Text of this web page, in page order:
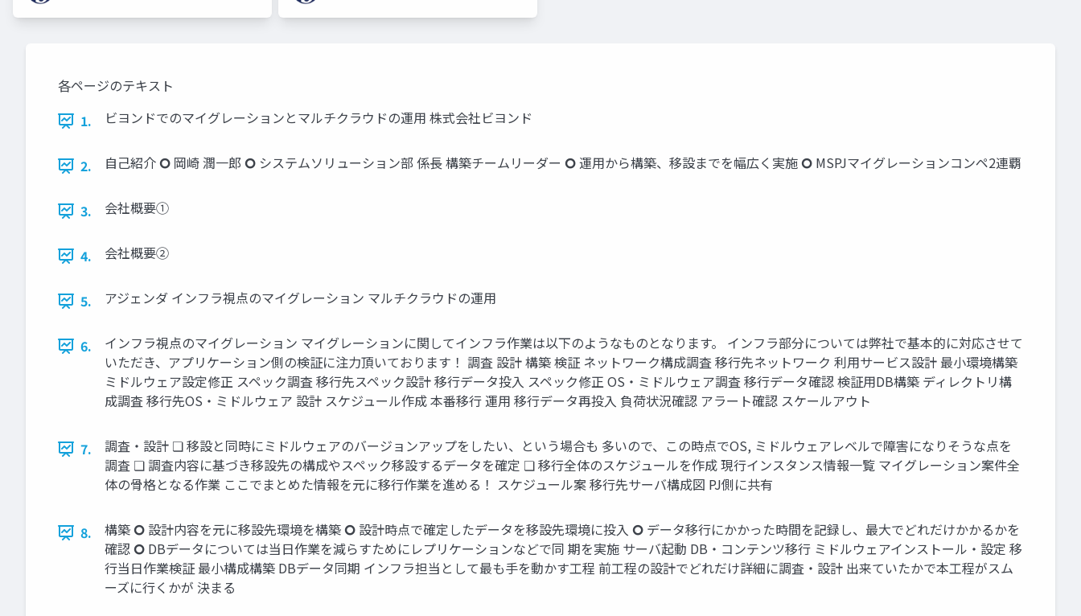
各ページのテキスト
1.
ビヨンドでのマイグレーションとマルチクラウドの運用 株式会社ビヨンド
2. 自己紹介 🞆 岡崎 潤一郎 🞆 システムソリューション部 係長 構築チームリーダー 🞆 運用から構築、移設までを幅広く実施 🞆 MSPJマイグレーションコンペ2連覇
3. 会社概要①
4. 会社概要②
5. アジェンダ インフラ視点のマイグレーション マルチクラウドの運用
6.
インフラ視点のマイグレーション マイグレーションに関してインフラ作業は以下のようなものとなります。 インフラ部分については弊社で基本的に対応させて
いただき、アプリケーション側の検証に注力頂いております！ 調査 設計 構築 検証 ネットワーク構成調査 移行先ネットワーク 利用サービス設計 最小環境構築
ミドルウェア設定修正 スペック調査 移行先スペック設計 移行データ投入 スペック修正 OS・ミドルウェア調査 移行データ確認 検証用DB構築 ディレクトリ構
成調査 移行先OS・ミドルウェア 設計 スケジュール作成 本番移行 運用 移行データ再投入 負荷状況確認 アラート確認 スケールアウト
7.
調査・設計 ❏ 移設と同時にミドルウェアのバージョンアップをしたい、という場合も 多いので、この時点でOS, ミドルウェアレベルで障害になりそうな点を
調査 ❏ 調査内容に基づき移設先の構成やスペック移設するデータを確定 ❏ 移行全体のスケジュールを作成 現行インスタンス情報一覧 マイグレーション案件全
体の骨格となる作業 ここでまとめた情報を元に移行作業を進める！ スケジュール案 移行先サーバ構成図 PJ側に共有
8.
構築 🞆 設計内容を元に移設先環境を構築 🞆 設計時点で確定したデータを移設先環境に投入 🞆 データ移行にかかった時間を記録し、最大でどれだけかかるかを
確認 🞆 DBデータについては当日作業を減らすためにレプリケーションなどで同 期を実施 サーバ起動 DB・コンテンツ移行 ミドルウェアインストール・設定 移
行当日作業検証 最小構成構築 DBデータ同期 インフラ担当として最も手を動かす工程 前工程の設計でどれだけ詳細に調査・設計 出来ていたかで本工程がスム
ーズに行くかが 決まる